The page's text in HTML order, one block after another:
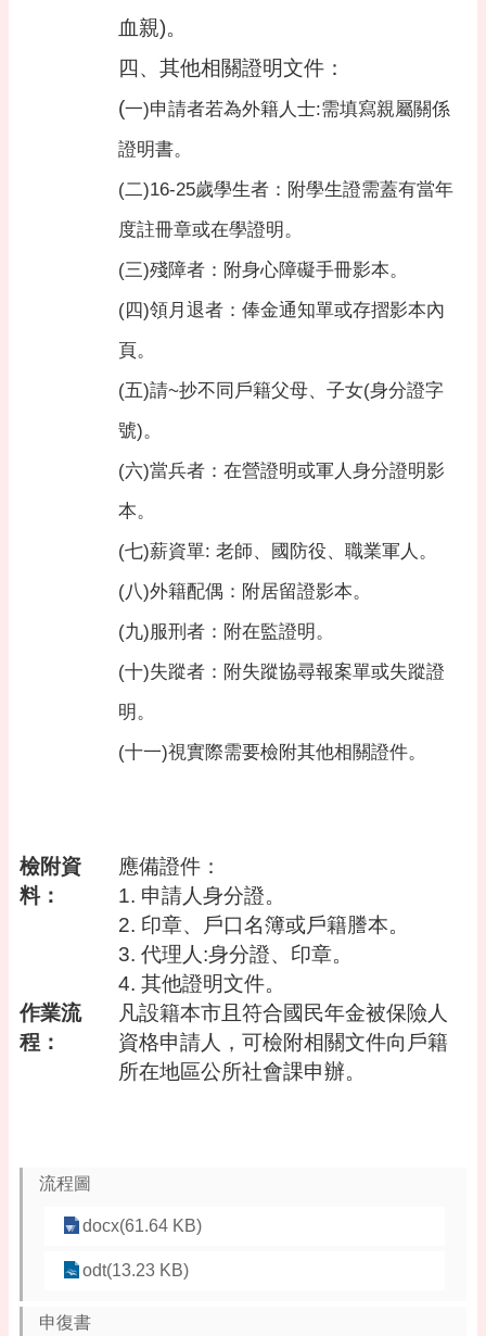
開
放
宣
安
全
血親)。
四、其他相關證明文件：
(一)申請者若為外籍人士:需填寫親屬關係
證明書。
(二)16-25歲學生者：附學生證需蓋有當年
度註冊章或在學證明。
(三)殘障者：附身心障礙手冊影本。
(四)領月退者：俸金通知單或存摺影本內
頁。
(五)請~抄不同戶籍父母、子女(身分證字
號)。
(六)當兵者：在營證明或軍人身分證明影
本。
(七)薪資單: 老師、國防役、職業軍人。
(八)外籍配偶：附居留證影本。
(九)服刑者：附在監證明。
(十)失蹤者：附失蹤協尋報案單或失蹤證
明。
(十一)視實際需要檢附其他相關證件。
檢附資
料：
應備證件：
1. 申請人身分證。
2. 印章、戶口名簿或戶籍謄本。
3. 代理人:身分證、印章。
4. 其他證明文件。
作業流
程：
凡設籍本市且符合國民年金被保險人
資格申請人，可檢附相關文件向戶籍
所在地區公所社會課申辦。
流程圖
docx(61.64 KB)
odt(13.23 KB)
申復書